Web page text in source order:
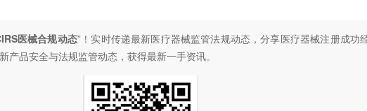
医械合规动态”！ 实时传递最新医疗器械监管法规动态，分享医疗器械注册成功
产品安全与法规监管动态， 获得最新一手资讯。